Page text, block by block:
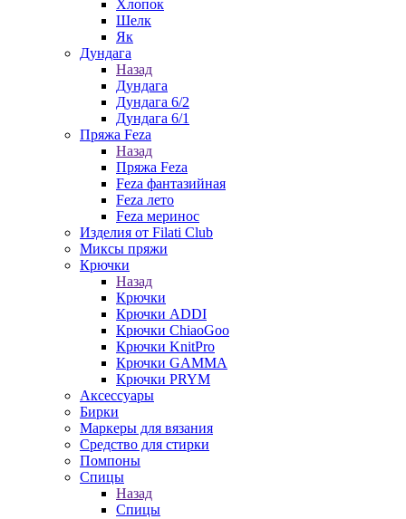
Хлопок
Шелк
Як
Дундага
Назад
Дундага
Дундага 6/2
Дундага 6/1
Пряжа Feza
Назад
Пряжа Feza
Feza фантазийная
Feza лето
Feza меринос
Изделия от Filati Club
Миксы пряжи
Крючки
Назад
Крючки
Крючки ADDI
Крючки ChiaoGoo
Крючки KnitPro
Крючки GAMMA
Крючки PRYM
Аксессуары
Бирки
Маркеры для вязания
Средство для стирки
Помпоны
Спицы
Назад
Спицы